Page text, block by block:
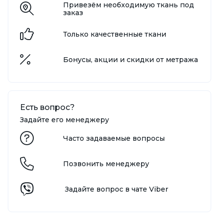
Привезём необходимую ткань под
заказ
Только качественные ткани
Бонусы, акции и скидки от метража
Есть вопрос?
Задайте его менеджеру
Часто задаваемые вопросы
Позвонить менеджеру
Задайте вопрос в чате Viber